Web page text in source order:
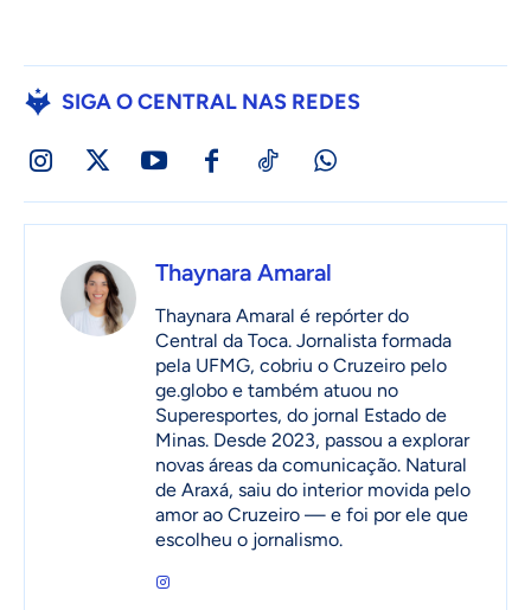
SIGA O CENTRAL NAS REDES
Thaynara Amaral
Thaynara Amaral é repórter do
Central da Toca. Jornalista formada
pela UFMG, cobriu o Cruzeiro pelo
ge.globo e também atuou no
Superesportes, do jornal Estado de
Minas. Desde 2023, passou a explorar
novas áreas da comunicação. Natural
de Araxá, saiu do interior movida pelo
amor ao Cruzeiro — e foi por ele que
escolheu o jornalismo.